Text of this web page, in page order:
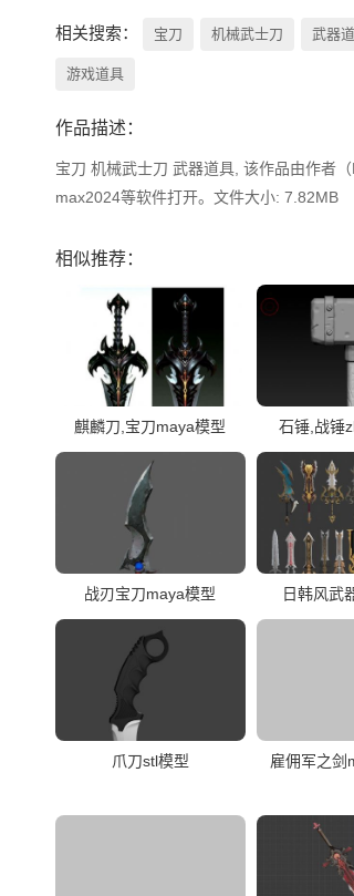
相关搜索： 宝刀 机械武士刀 武器
游戏道具
作品描述：
宝刀 机械武士刀 武器道具, 该作品由作者
max2024等软件打开。文件大小: 7.82MB
相似推荐：
麒麟刀,宝刀maya模型 石锤,战锤
战刃宝刀maya模型 日韩风武
爪刀stl模型 雇佣军之剑